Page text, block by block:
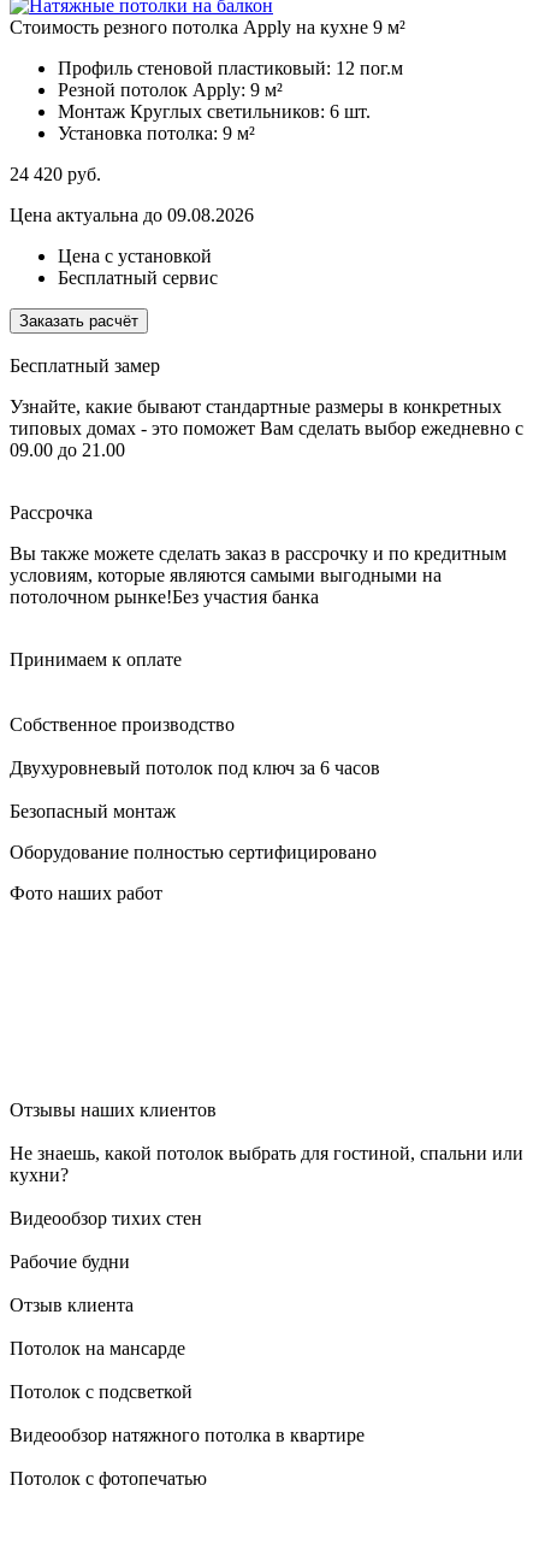
Стоимость резного потолка Apply на кухне 9 м²
Профиль стеновой пластиковый: 12 пог.м
Резной потолок Apply: 9 м²
Монтаж Круглых светильников: 6 шт.
Установка потолка: 9 м²
24 420 руб.
Цена актуальна до 09.08.2026
Цена с установкой
Бесплатный сервис
Заказать расчёт
Бесплатный замер
Узнайте, какие бывают стандартные размеры в конкретных
типовых домах - это поможет Вам сделать выбор ежедневно с
09.00 до 21.00
Рассрочка
Вы также можете сделать заказ в рассрочку и по кредитным
условиям, которые являются самыми выгодными на
потолочном рынке!Без участия банка
Принимаем к оплате
Собственное производство
Двухуровневый потолок под ключ за 6 часов
Безопасный монтаж
Оборудование полностью сертифицировано
Фото наших работ
Отзывы наших клиентов
Не знаешь, какой потолок выбрать для гостиной, спальни или
кухни?
Видеообзор тихих стен
Рабочие будни
Отзыв клиента
Потолок на мансарде
Потолок с подсветкой
Видеообзор натяжного потолка в квартире
Потолок с фотопечатью